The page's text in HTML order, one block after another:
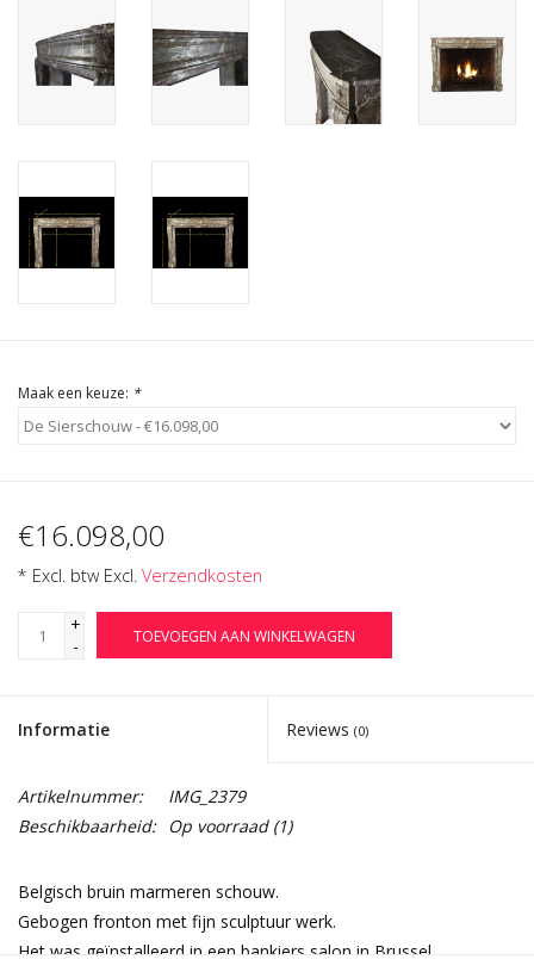
Maak een keuze: *
€16.098,00
* Excl. btw Excl. Verzendkosten
+
-
TOEVOEGEN AAN WINKELWAGEN
Informatie Reviews (0)
Artikelnummer:
IMG_2379
Beschikbaarheid: Op voorraad(1)
Belgisch bruin marmeren schouw.
Gebogen fronton met fijn sculptuur werk.
Het was geïnstalleerd in een bankiers salon in Brussel.